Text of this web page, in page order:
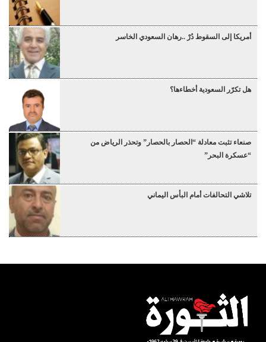
أمريكا إلى السقوط دُرْ ..رهان السعودي الخاسر
هل تكرّر السعودية أخطاءها؟
صنعاء تثبت معادلة “الحصار بالحصار” وتحذر الرياض من
“عسكرة البحر”
تلاشي التحالفات أمام البأس اليماني